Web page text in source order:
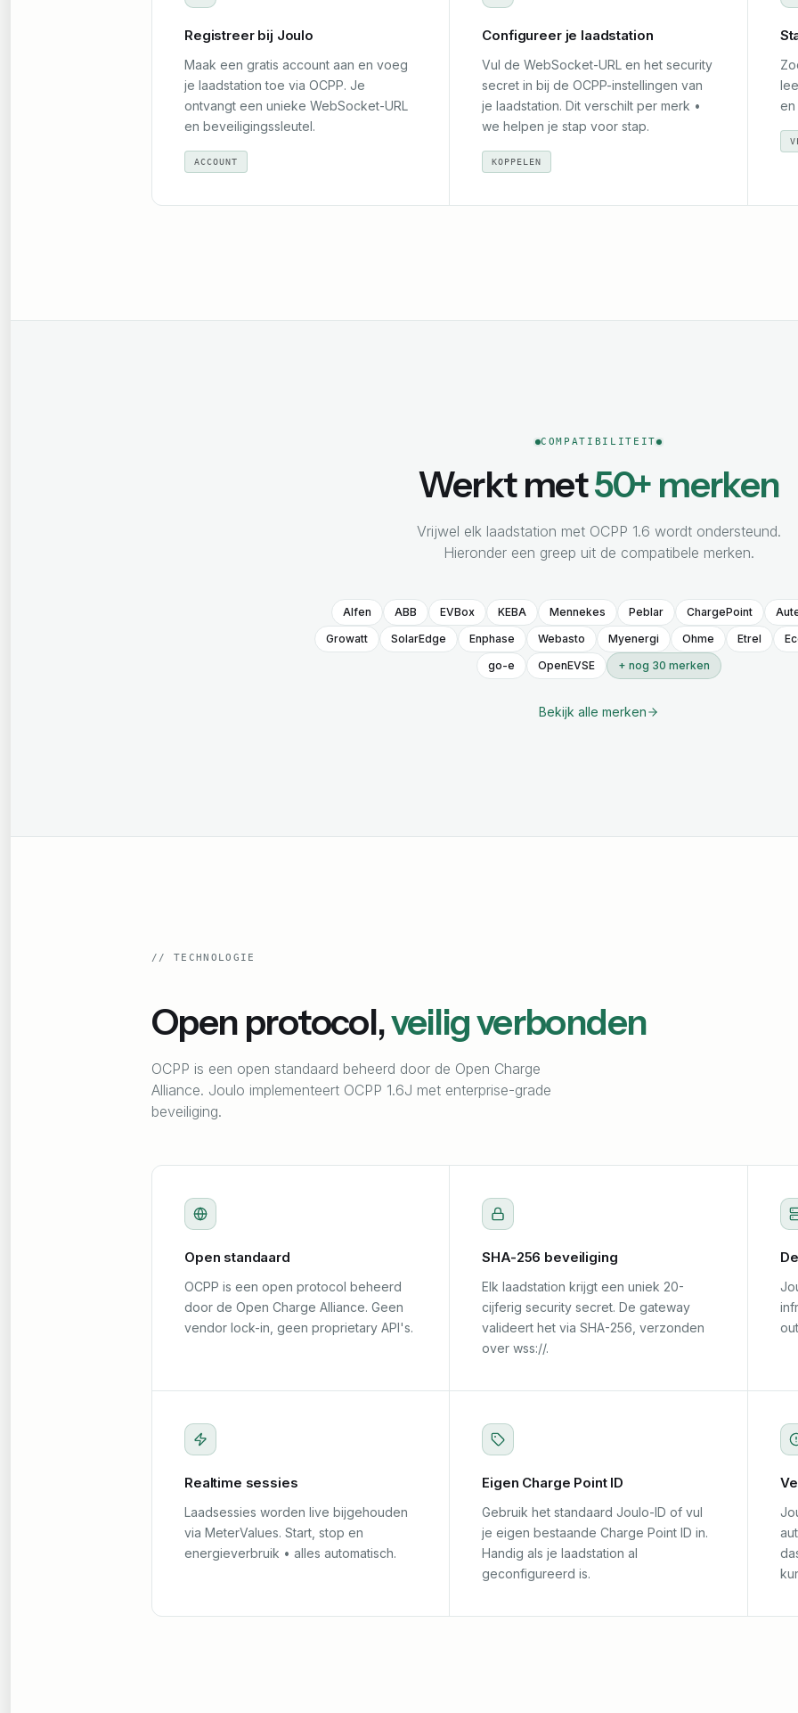
Registreer bij Joulo
Maak een gratis account aan en voeg
je laadstation toe via OCPP. Je
ontvangt een unieke WebSocket-URL
en beveiligingssleutel.
ACCOUNT
Configureer je laadstation
Vul de WebSocket-URL en het security
secret in bij de OCPP-instellingen van
je laadstation. Dit verschilt per merk •
we helpen je stap voor stap.
KOPPELEN
en
COMPATIBILITEIT
Werkt met50+ merken
Vrijwel elk laadstation met OCPP 1.6 wordt ondersteund.
Hieronder een greep uit de compatibele merken.
Alfen ABB EVBox KEBA Mennekes Peblar ChargePoint
Growatt
SolarEdge Enphase Webasto Myenergi Ohme Etrel
go-e
OpenEVSE + nog 30 merken
Bekijk alle merken
// TECHNOLOGIE
Open protocol,veilig verbonden
OCPP is een open standaard beheerd door de Open Charge
Alliance. Joulo implementeert OCPP 1.6J met enterprise-grade
beveiliging.
Open standaard
OCPP is een open protocol beheerd
door de Open Charge Alliance. Geen
vendor lock-in, geen proprietary API's.
SHA-256 beveiliging
Elk laadstation krijgt een uniek 20-
cijferig security secret. De gateway
valideert het via SHA-256, verzonden
over wss://.
Realtime sessies
Laadsessies worden live bijgehouden
via MeterValues. Start, stop en
energieverbruik • alles automatisch.
Eigen Charge Point ID
Gebruik het standaard Joulo-ID of vul
je eigen bestaande Charge Point ID in.
Handig als je laadstation al
geconfigureerd is.